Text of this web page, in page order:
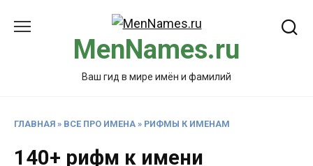
MenNames.ru
Ваш гид в мире имён и фамилий
ГЛАВНАЯ » ВСЕ ПРО ИМЕНА » РИФМЫ К ИМЕНАМ
140+ рифм к имени